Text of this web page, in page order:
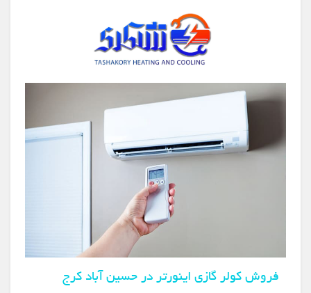
فروش کولر گازی اینورتر در حسین آباد کرج